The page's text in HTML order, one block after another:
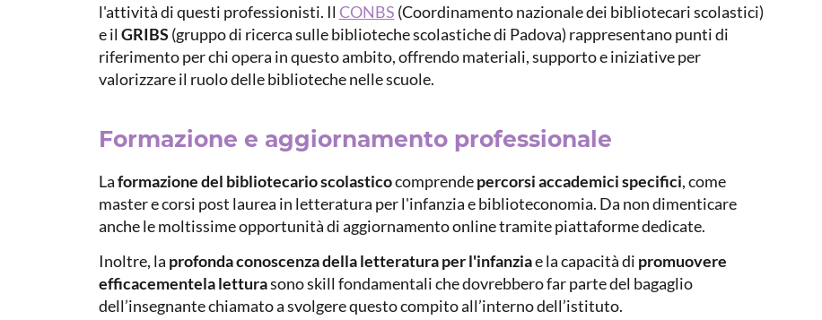
l'attività di questi professionisti. Il CONBS (Coordinamento nazionale dei bibliotecari scolastici)
e il GRIBS (gruppo di ricerca sulle biblioteche scolastiche di Padova) rappresentano punti di
riferimento per chi opera in questo ambito, offrendo materiali, supporto e iniziative per
valorizzare il ruolo delle biblioteche nelle scuole.
Formazione e aggiornamento professionale
Laformazione del bibliotecario scolasticocomprendepercorsi accademici specifici, come
master e corsi post laurea in letteratura per l'infanzia e biblioteconomia. Da non dimenticare
anche le moltissime opportunità di aggiornamento online tramite piattaforme dedicate.
Inoltre, la profonda conoscenza della letteratura per l'infanziae la capacità di promuovere
efficacementela letturasono skill fondamentali che dovrebbero far parte del bagaglio
dell’insegnante chiamato a svolgere questo compito all’interno dell’istituto.